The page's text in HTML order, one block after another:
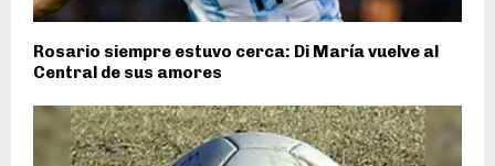
Rosario siempre estuvo cerca: Di María vuelve al
Central de sus amores